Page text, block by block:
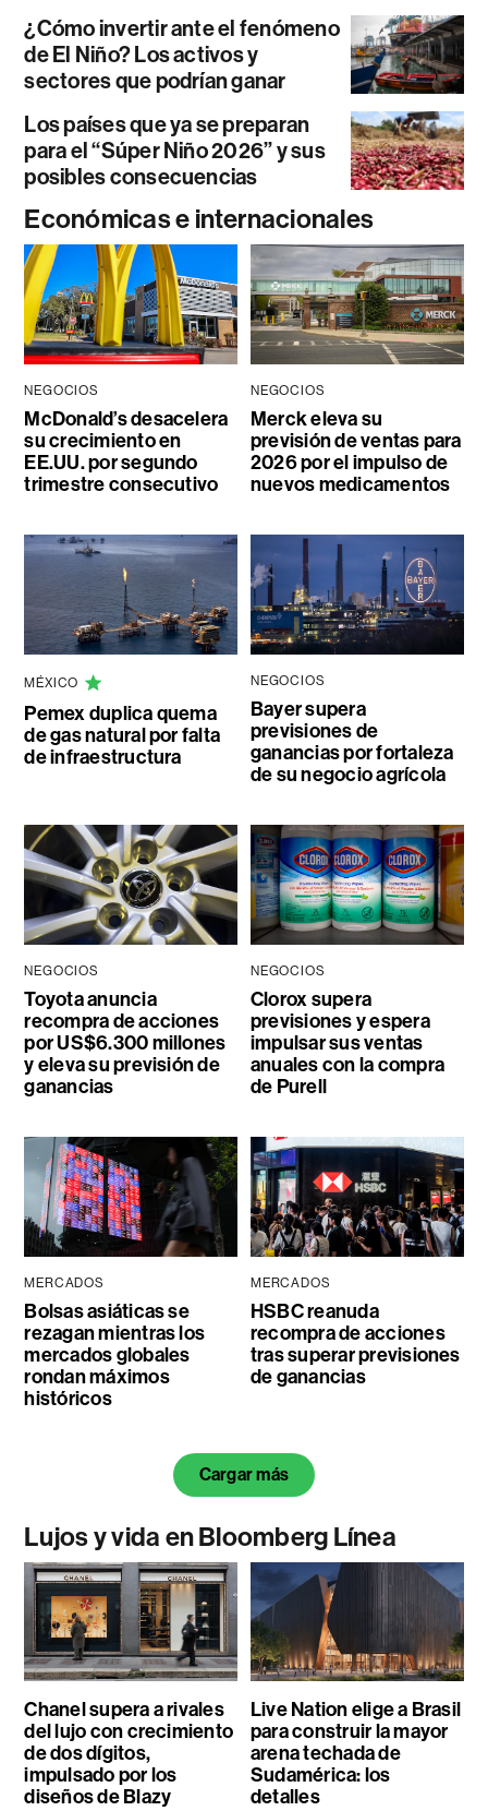
¿Cómo invertir ante el fenómeno
de El Niño? Los activos y
sectores que podrían ganar
Los países que ya se preparan
para el “Súper Niño 2026” y sus
posibles consecuencias
Económicas e internacionales
NEGOCIOS
McDonald’s desacelera
su crecimiento en
EE.UU. por segundo
trimestre consecutivo
NEGOCIOS
Merck eleva su
previsión de ventas para
2026 por el impulso de
nuevos medicamentos
MÉXICO
Pemex duplica quema
de gas natural por falta
de infraestructura
NEGOCIOS
Bayer supera
previsiones de
ganancias por fortaleza
de su negocio agrícola
NEGOCIOS
Toyota anuncia
recompra de acciones
por US$6.300 millones
y eleva su previsión de
ganancias
NEGOCIOS
Clorox supera
previsiones y espera
impulsar sus ventas
anuales con la compra
de Purell
MERCADOS
Bolsas asiáticas se
rezagan mientras los
mercados globales
rondan máximos
históricos
MERCADOS
HSBC reanuda
recompra de acciones
tras superar previsiones
de ganancias
Cargar más
Lujos y vida en Bloomberg Línea
Chanel supera a rivales
del lujo con crecimiento
de dos dígitos,
impulsado por los
diseños de Blazy
Live Nation elige a Brasil
para construir la mayor
arena techada de
Sudamérica: los
detalles